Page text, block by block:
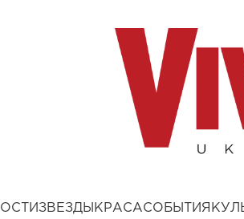
ЗВЕЗДЫ КРАСАСОБЫТИЯ